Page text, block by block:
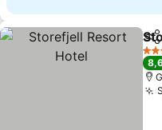
Jaa
4